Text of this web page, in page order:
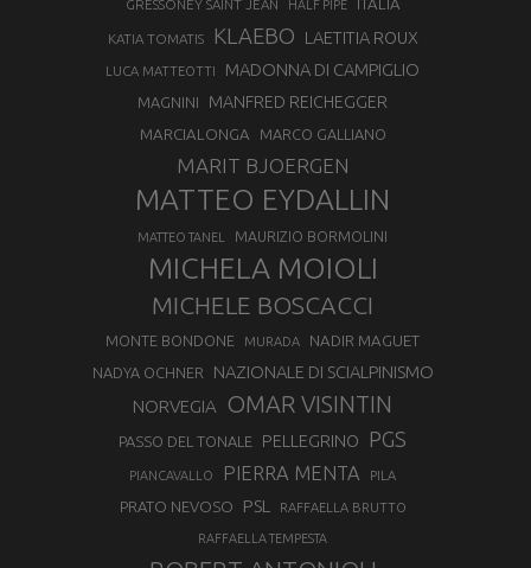
GRESSONEY SAINT JEAN HALF PIPE ITALIA
KATIA TOMATIS KLAEBO LAETITIA ROUX
LUCA MATTEOTTI MADONNA DI CAMPIGLIO
MAGNINI MANFRED REICHEGGER
MARCIALONGA MARCO GALLIANO
MARIT BJOERGEN
MATTEO EYDALLIN
MATTEO TANEL MAURIZIO BORMOLINI
MICHELA MOIOLI
MICHELE BOSCACCI
MONTE BONDONE MURADA NADIR MAGUET
NADYA OCHNER
NAZIONALE DI SCIALPINISMO
NORVEGIA
OMAR VISINTIN
PASSO DEL TONALE PELLEGRINO PGS
PIANCAVALLO PIERRA MENTA PILA
PRATO NEVOSO PSL RAFFAELLA BRUTTO
RAFFAELLA TEMPESTA